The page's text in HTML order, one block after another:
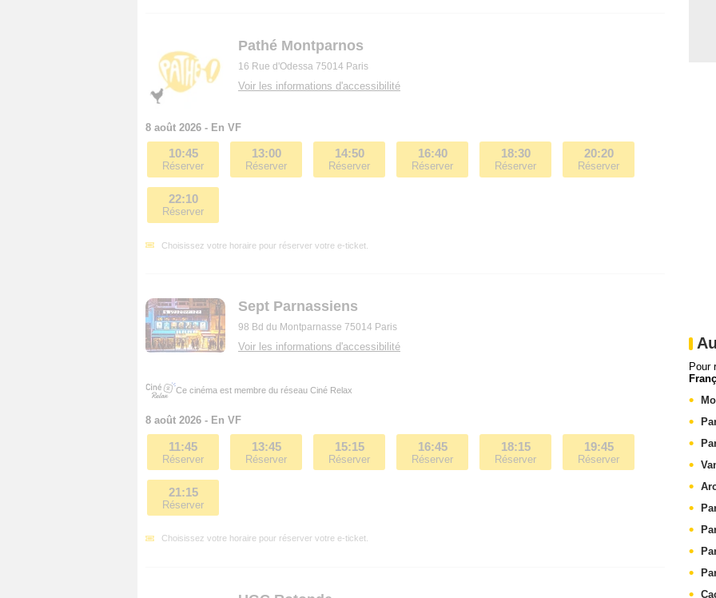
Pathé Montparnos
16 Rue d'Odessa 75014 Paris
Voir les informations d'accessibilité
8 août 2026 - En VF
10:45
Réserver
13:00
Réserver
14:50
Réserver
16:40
Réserver
18:30
Réserver
20:20
Réserver
22:10
Réserver
Choisissez votre horaire pour réserver votre e-ticket.
Sept Parnassiens
98 Bd du Montparnasse 75014 Paris
Voir les informations d'accessibilité
Ce cinéma est membre du réseau Ciné Relax
8 août 2026 - En VF
11:45
Réserver
13:45
Réserver
15:15
Réserver
16:45
Réserver
18:15
Réserver
19:45
Réserver
21:15
Réserver
Choisissez votre horaire pour réserver votre e-ticket.
Pour